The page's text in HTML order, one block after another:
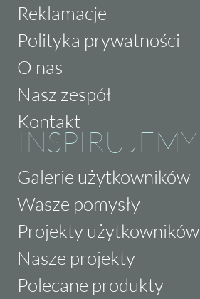
Reklamacje
Polityka prywatności
O nas
Nasz zespół
Kontakt
INSPIRUJEMY
Galerie użytkowników
Wasze pomysły
Projekty użytkowników
Nasze projekty
Polecane produkty